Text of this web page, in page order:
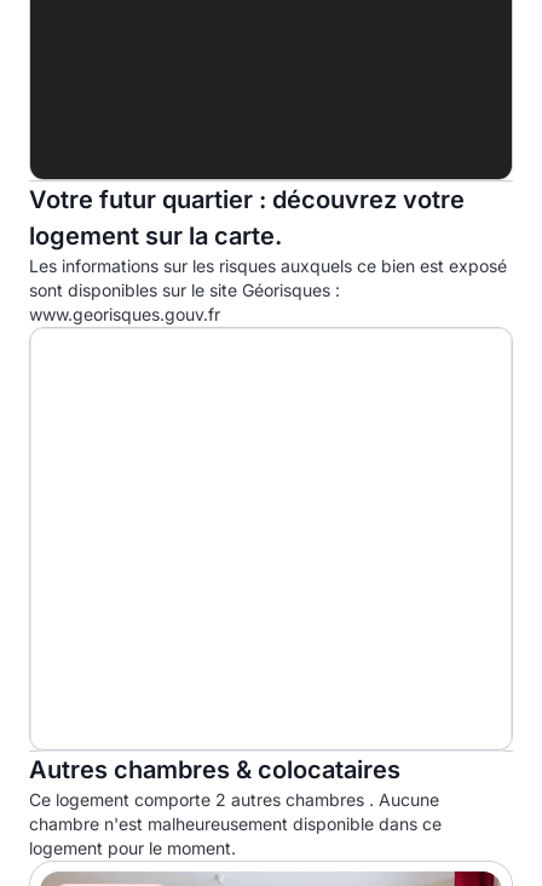
C
D
E
F
Votre futur quartier : découvrez votre
logement sur la carte.
Les informations sur les risques auxquels ce bien est exposé
sont disponibles sur le site Géorisques :
www.georisques.gouv.fr
Autres chambres & colocataires
Ce logement comporte 2 autres chambres . Aucune
chambre n'est malheureusement disponible dans ce
logement pour le moment.